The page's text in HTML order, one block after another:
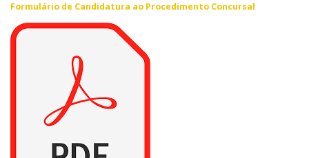
Formulário de Candidatura ao Procedimento Concursal